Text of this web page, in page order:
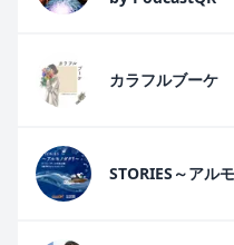
カラフルブーケ
STORIES～アル